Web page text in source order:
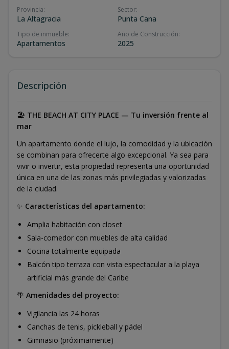
Provincia:
La Altagracia
Sector:
Punta Cana
Tipo de inmueble:
Apartamentos
Año de Construcción:
2025
Descripción
🏖️ THE BEACH AT CITY PLACE — Tu inversión frente al
mar
Un apartamento donde el lujo, la comodidad y la ubicación
se combinan para ofrecerte algo excepcional. Ya sea para
vivir o invertir, esta propiedad representa una oportunidad
única en una de las zonas más privilegiadas y valorizadas
de la ciudad.
✨ Características del apartamento:
Amplia habitación con closet
Sala-comedor con muebles de alta calidad
Cocina totalmente equipada
Balcón tipo terraza con vista espectacular a la playa
artificial más grande del Caribe
🌴 Amenidades del proyecto:
Vigilancia las 24 horas
Canchas de tenis, pickleball y pádel
Gimnasio (próximamente)